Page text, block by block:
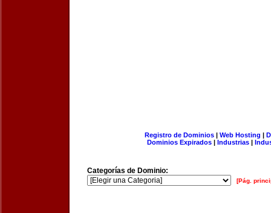
Registro de Dominios| Web Hosting |
Dominios Expirados | Industrias |
Categorías de Dominio:
[Pág.